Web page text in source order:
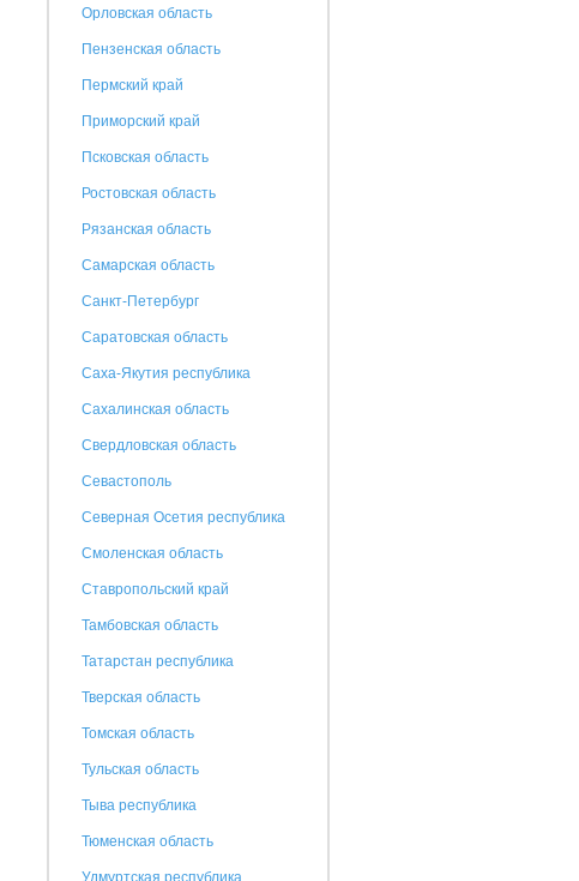
Орловская область
Пензенская область
Пермский край
Приморский край
Псковская область
Ростовская область
Рязанская область
Самарская область
Санкт-Петербург
Саратовская область
Саха-Якутия республика
Сахалинская область
Свердловская область
Севастополь
Северная Осетия республика
Смоленская область
Ставропольский край
Тамбовская область
Татарстан республика
Тверская область
Томская область
Тульская область
Тыва республика
Тюменская область
Удмуртская республика